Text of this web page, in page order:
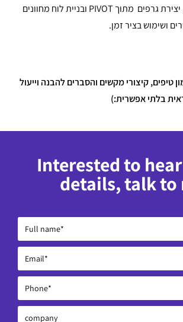
השונות, התא הנסתר , יצירת גרפים מתוך PIVOT ובניית לוח מחוונים
ושימוש בציר זמן.
טיפים, קיצורי מקשים והסברים להבנה וייעול
בלתי אפשרית:)
Interested to
details, talk to